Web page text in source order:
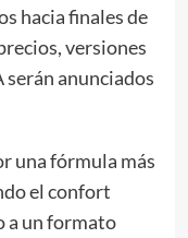
hacia finales de
versiones
serán anunciados
una fórmula más
el confort
a un formato